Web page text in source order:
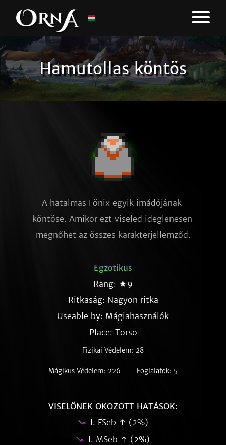
Hamutollas köntös
A hatalmas Főnix egyik imádójának
köntöse. Amikor ezt viseled ideglenesen
megnőhet az összes karakterjellemződ.
Egzotikus
Rang: ★9
Ritkaság: Nagyon ritka
Useable by: Mágiahasználók
Place: Torso
Fizikai Védelem: 28
Mágikus Védelem: 226 Foglalatok: 5
VISELŐNEK OKOZOTT HATÁSOK:
I. FSeb ↑ (2%)
I. MSeb ↑ (2%)